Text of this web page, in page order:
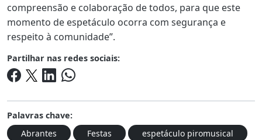
compreensão e colaboração de todos, para que este
momento de espetáculo ocorra com segurança e
respeito à comunidade”.
Partilhar nas redes sociais:
Palavras chave:
Abrantes
Festas
espetáculo piromusical